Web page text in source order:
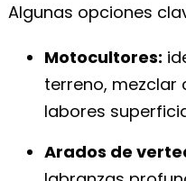
Algunas opciones
Motocultores:
terreno, mezclar
labores
Arados de